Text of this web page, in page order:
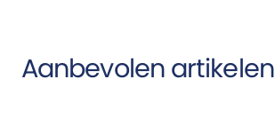
Aanbevolen artikelen